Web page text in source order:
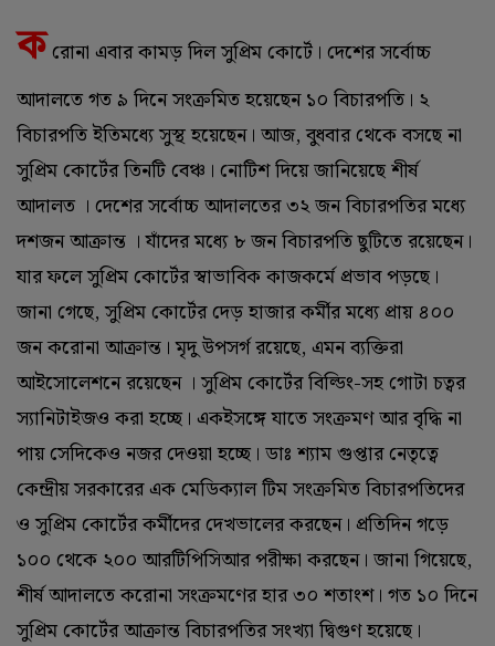
ক রোনা এবার কামড় দিল সুপ্রিম কোর্টে। দেশের সর্বোচ্চ
আদালতে গত ৯ দিনে সংক্রমিত হয়েছেন ১০ বিচারপতি। ২
বিচারপতি ইতিমধ্যে সুস্থ হয়েছেন। আজ, বুধবার থেকে বসছে না
সুপ্রিম কোর্টের তিনটি বেঞ্চ। নোটিশ দিয়ে জানিয়েছে শীর্ষ
আদালত । দেশের সর্বোচ্চ আদালতের ৩২ জন বিচারপতির মধ্যে
দশজন আক্রান্ত । যাঁদের মধ্যে ৮ জন বিচারপতি ছুটিতে রয়েছেন।
যার ফলে সুপ্রিম কোর্টের স্বাভাবিক কাজকর্মে প্রভাব পড়ছে।
জানা গেছে, সুপ্রিম কোর্টের দেড় হাজার কর্মীর মধ্যে প্রায় ৪০০
জন করোনা আক্রান্ত। মৃদু উপসর্গ রয়েছে, এমন ব্যক্তিরা
আইসোলেশনে রয়েছেন । সুপ্রিম কোর্টের বিল্ডিং-সহ গোটা চত্বর
স্যানিটাইজও করা হচ্ছে। একইসঙ্গে যাতে সংক্রমণ আর বৃদ্ধি না
পায় সেদিকেও নজর দেওয়া হচ্ছে। ডাঃ শ্যাম গুপ্তার নেতৃত্বে
কেন্দ্রীয় সরকারের এক মেডিক্যাল টিম সংক্রমিত বিচারপতিদের
ও সুপ্রিম কোর্টের কর্মীদের দেখভালের করছেন। প্রতিদিন গড়ে
১০০ থেকে ২০০ আরটিপিসিআর পরীক্ষা করছেন। জানা গিয়েছে,
শীর্ষ আদালতে করোনা সংক্রমণের হার ৩০ শতাংশ। গত ১০ দিনে
সুপ্রিম কোর্টের আক্রান্ত বিচারপতির সংখ্যা দ্বিগুণ হয়েছে।